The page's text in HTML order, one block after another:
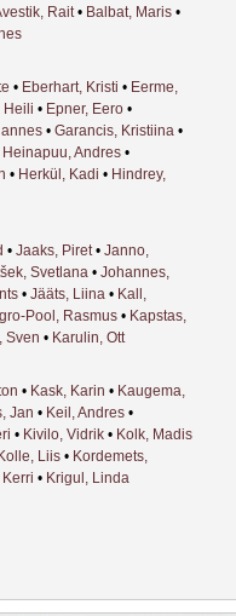
Rait • Balbat, Maris •
• Eberhart, Kristi • Eerme,
Heili • Epner, Eero •
• Garancis, Kristiina •
Heinapuu, Andres •
• Herkül, Kadi • Hindrey,
• Jaaks, Piret • Janno,
Svetlana • Johannes,
• Jääts, Liina • Kall,
Pool, Rasmus • Kapstas,
Sven • Karulin, Ott
• Kask, Karin • Kaugema,
Jan • Keil, Andres •
• Kivilo, Vidrik • Kolk, Madis
Kolle, Liis • Kordemets,
Kerri • Krigul, Linda